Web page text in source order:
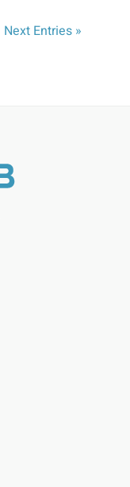
Next Entries »